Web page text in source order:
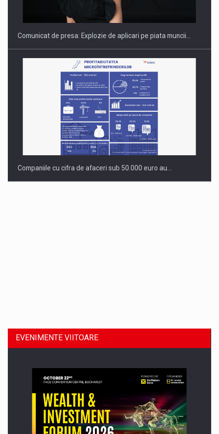
INTERNATIONAL BUSINESS SCENE
Comunicat de presa: Explozie de aplicari pe piata muncii…
Companiile cu cifra de afaceri sub 50.000 euro au…
EVENIMENTE VIITOARE